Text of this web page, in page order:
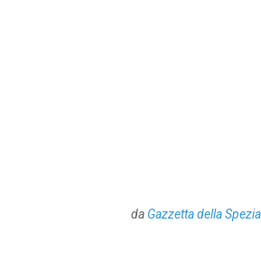
da Gazzetta della Spezia